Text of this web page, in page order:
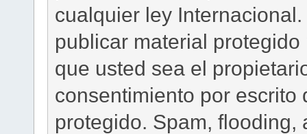
cualquier ley
publicar material
que usted sea el
consentimiento por
protegido. Spam,